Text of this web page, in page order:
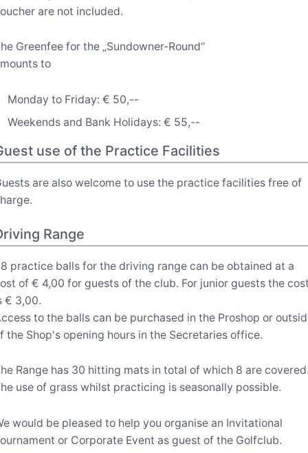
are not included.
Greenfee for the „Sundowner-Round“
to
Monday to Friday: € 50,--
Weekends and Bank Holidays: € 55,--
use of the Practice Facilities
are also welcome to use the practice facilities free of
Range
practice balls for the driving range can be obtained at a
of € 4,00 for guests of the club. For junior guests the
€ 3,00.
to the balls can be purchased in the Proshop or
the Shop's opening hours in the Secretaries office.
Range has 30 hitting mats in total of which 8 are
use of grass whilst practicing is seasonally possible.
would be pleased to help you organise an Invitational
or Corporate Event as guest of the Golfclub.